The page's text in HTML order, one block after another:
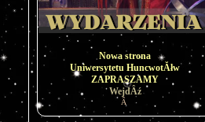
Nowa strona
Uniwersytetu HuncwotĂłw
ZAPRASZAMY
WejdÂź
Â